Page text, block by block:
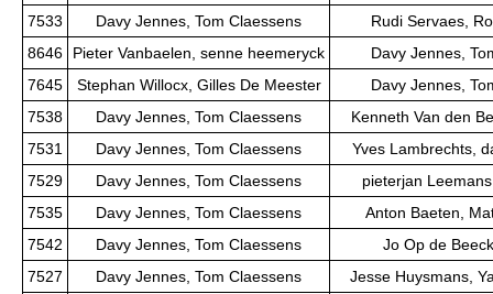
7533
Davy Jennes, Tom Claessens
Rudi Servaes,
8646
Pieter Vanbaelen, senne heemeryck
Davy Jennes,
7645
Stephan Willocx, Gilles De Meester
Davy Jennes,
7538
Davy Jennes, Tom Claessens
Kenneth Van den
7531
Davy Jennes, Tom Claessens
Yves Lambrechts,
7529
Davy Jennes, Tom Claessens
pieterjan
7535
Davy Jennes, Tom Claessens
Anton Baeten,
7542
Davy Jennes, Tom Claessens
Jo Op de
7527
Davy Jennes, Tom Claessens
Jesse Huysmans,